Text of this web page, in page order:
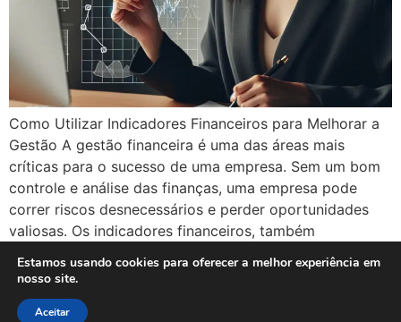
Como Utilizar Indicadores Financeiros para Melhorar a
Gestão A gestão financeira é uma das áreas mais
críticas para o sucesso de uma empresa. Sem um bom
controle e análise das finanças, uma empresa pode
correr riscos desnecessários e perder oportunidades
valiosas. Os indicadores financeiros, também
cruciais que ajudam os […]
Estamos usando cookies para oferecer a melhor experiência em
nosso site.
Aceitar